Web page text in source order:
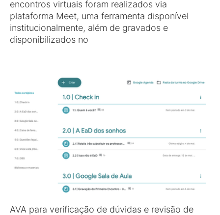
encontros virtuais foram realizados via
plataforma Meet, uma ferramenta disponível
institucionalmente, além de gravados e
disponibilizados no
AVA para verificação de dúvidas e revisão de